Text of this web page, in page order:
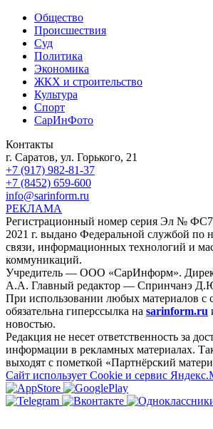
Общество
Происшествия
Суд
Политика
Экономика
ЖКХ и строительство
Культура
Спорт
СарИнФото
Контакты
г. Саратов, ул. Горького, 21
+7 (917) 982-81-37
+7 (8452) 659-600
info@sarinform.ru
РЕКЛАМА
Регистрационный номер серия Эл №
2021 г. выдано Федеральной службой по
связи, информационных технологий и
коммуникаций.
Учредитель — ООО «СарИнформ».
А.А. Главный редактор — Спринчанэ
При использовании любых материалов
обязательна гиперссылка на sarinform.ru
новостью.
Редакция не несет ответственность за
информации в рекламных материалах.
выходят с пометкой «Партнёрский
Сайт использует Cookie и сервиc